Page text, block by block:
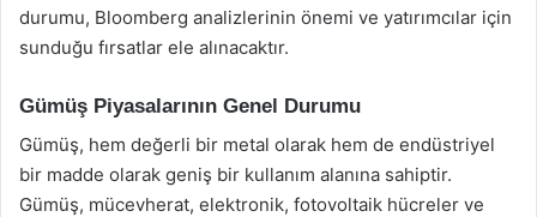
durumu, Bloomberg analizlerinin önemi ve yatırımcılar için
sunduğu fırsatlar ele alınacaktır.
Gümüş Piyasalarının Genel Durumu
Gümüş, hem değerli bir metal olarak hem de endüstriyel
bir madde olarak geniş bir kullanım alanına sahiptir.
Gümüş, mücevherat, elektronik, fotovoltaik hücreler ve